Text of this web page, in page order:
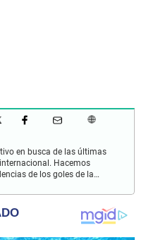
en busca de las últimas
Hacemos
de los goles de la